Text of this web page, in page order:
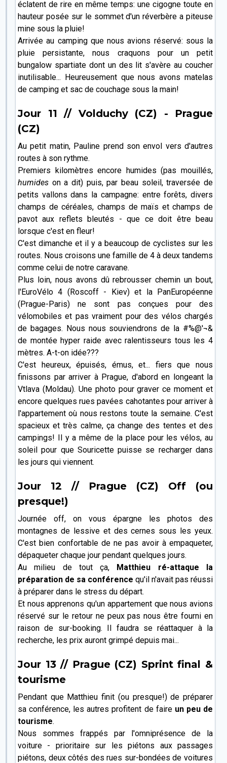
éclatent de rire en même temps: une cigogne toute en
hauteur posée sur le sommet d'un réverbère a piteuse
mine sous la pluie!
Arrivée au camping que nous avions réservé: sous la
pluie persistante, nous craquons pour un petit
bungalow spartiate dont un des lit s'avère au coucher
inutilisable... Heureusement que nous avons matelas
de camping et sac de couchage sous la main!
Jour 11 // Volduchy (CZ) - Prague
(CZ)
Au petit matin, Pauline prend son envol vers d'autres
routes à son rythme.
Premiers kilomètres encore humides (pas mouillés,
humides on a dit) puis, par beau soleil, traversée de
petits vallons dans la campagne: entre forêts, divers
champs de céréales, champs de maïs et champs de
pavot aux reflets bleutés - que ce doit être beau
lorsque c'est en fleur!
C'est dimanche et il y a beaucoup de cyclistes sur les
routes. Nous croisons une famille de 4 à deux tandems
comme celui de notre caravane.
Plus loin, nous avons dû rebrousser chemin un bout,
l'EuroVélo 4 (Roscoff - Kiev) et la PanEuropéenne
(Prague-Paris) ne sont pas conçues pour des
vélomobiles et pas vraiment pour des vélos chargés
de bagages. Nous nous souviendrons de la #%@'¬&
de montée hyper raide avec ralentisseurs tous les 4
mètres. A-t-on idée???
C'est heureux, épuisés, émus, et... fiers que nous
finissons par arriver à Prague, d'abord en longeant la
Vtlava (Moldau). Une photo pour graver ce moment et
encore quelques rues pavées cahotantes pour arriver à
l'appartement où nous restons toute la semaine. C'est
spacieux et très calme, ça change des tentes et des
campings! Il y a même de la place pour les vélos, au
soleil pour que Souricette puisse se recharger dans
les jours qui viennent.
Jour 12 // Prague (CZ) Off (ou
presque!)
Journée off, on vous épargne les photos des
montagnes de lessive et des cernes sous les yeux.
C'est bien confortable de ne pas avoir à empaqueter,
dépaqueter chaque jour pendant quelques jours.
Au milieu de tout ça, Matthieu ré-attaque la
préparation de sa conférence qu'il n'avait pas réussi
à préparer dans le stress du départ.
Et nous apprenons qu'un appartement que nous avions
réservé sur le retour ne peux pas nous être fourni en
raison de sur-booking. Il faudra se réattaquer à la
recherche, les prix auront grimpé depuis mai...
Jour 13 // Prague (CZ) Sprint final &
tourisme
Pendant que Matthieu finit (ou presque!) de préparer
sa conférence, les autres profitent de faire un peu de
tourisme.
Nous sommes frappés par l'omniprésence de la
voiture - prioritaire sur les piétons aux passages
piétons, deux côtés des rues sur-bondées de voitures